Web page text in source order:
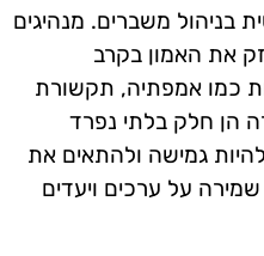
בניהול משברים. מנהיגים
את האמון בקרב
כמו אמפתיה, תקשורת
הן חלק בלתי נפרד
גמישה ולהתאים את
על ערכים ויעדים